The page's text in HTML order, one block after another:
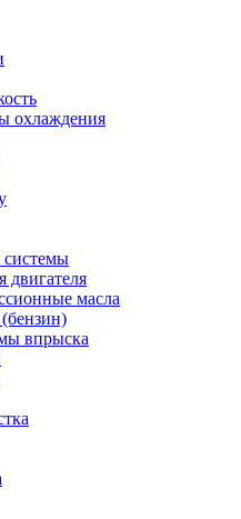
охлаждения
двигателя
масла
впрыска